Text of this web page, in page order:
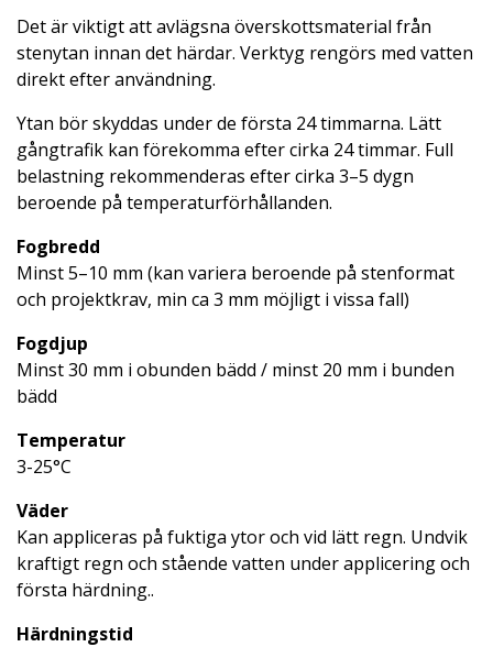
Det är viktigt att avlägsna överskottsmaterial från
stenytan innan det härdar. Verktyg rengörs med vatten
direkt efter användning.
Ytan bör skyddas under de första 24 timmarna. Lätt
gångtrafik kan förekomma efter cirka 24 timmar. Full
belastning rekommenderas efter cirka 3–5 dygn
beroende på temperaturförhållanden.
Fogbredd
Minst 5–10 mm (kan variera beroende på stenformat
och projektkrav, min ca 3 mm möjligt i vissa fall)
Fogdjup
Minst 30 mm i obunden bädd / minst 20 mm i bunden
bädd
Temperatur
3-25°C
Väder
Kan appliceras på fuktiga ytor och vid lätt regn. Undvik
kraftigt regn och stående vatten under applicering och
första härdning..
Härdningstid